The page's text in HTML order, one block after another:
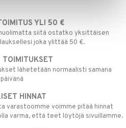
YLI 50 €
siitä ostatko yksittäisen
joka ylittää 50 €.
TOIMITUKSET
lähetetään normaalisti samana
päivänä
HINNAT
varastoomme voimme pitää hinnat
varma, että teet löytöjä sivuillamme.